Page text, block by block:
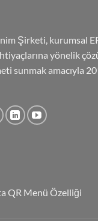
Şirketi, kurumsal
yönelik
sunmak amacıyla
QR Menü Özelliği